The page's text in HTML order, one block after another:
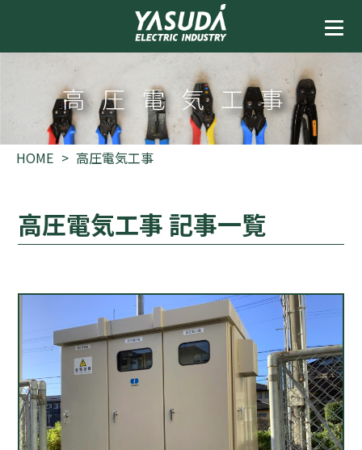
高圧電気工事
HOME 高圧電気工事
高圧電気工事 記事一覧